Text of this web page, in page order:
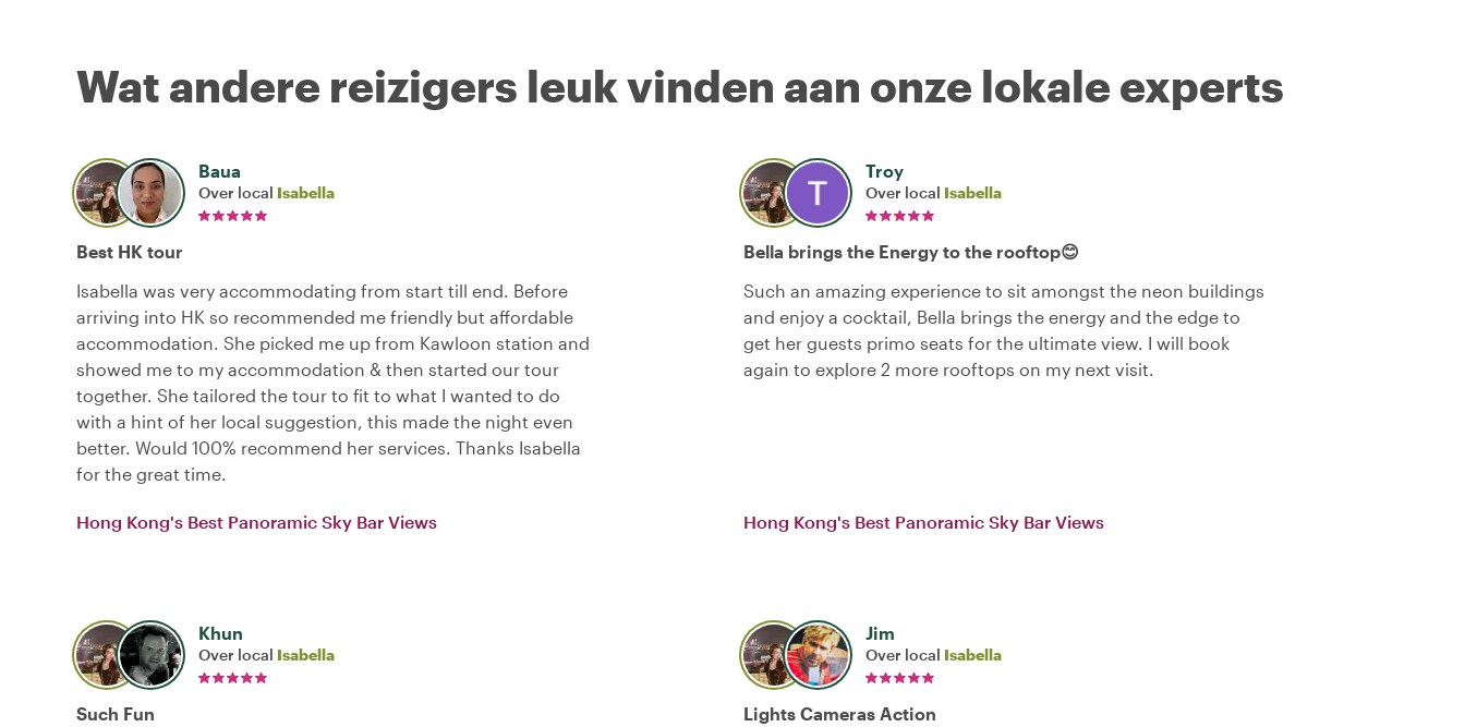
Wat andere reizigers leuk vinden aan onze lokale experts
Baua
Over local Isabella
Best HK tour
Isabella was very accommodating from start till end. Before
arriving into HK so recommended me friendly but affordable
accommodation. She picked me up from Kawloon station and
showed me to my accommodation & then started our tour
together. She tailored the tour to fit to what I wanted to do
with a hint of her local suggestion, this made the night even
better. Would 100% recommend her services. Thanks Isabella
for the great time.
Hong Kong's Best Panoramic Sky Bar Views
Troy
Over local Isabella
Bella brings the Energy to the rooftop😊
Such an amazing experience to sit amongst the neon buildings
and enjoy a cocktail, Bella brings the energy and the edge to
get her guests primo seats for the ultimate view. I will book
again to explore 2 more rooftops on my next visit.
Hong Kong's Best Panoramic Sky Bar Views
Khun
Over local Isabella
Such Fun
Jim
Over local Isabella
Lights Cameras Action